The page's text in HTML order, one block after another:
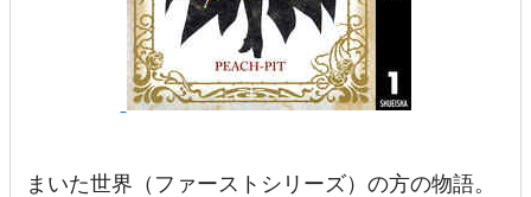
まいた世界（ファーストシリーズ）の方の物語。